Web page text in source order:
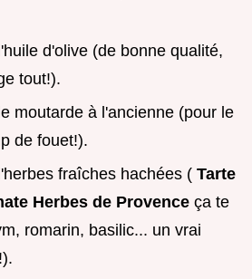
d'olive (de bonne qualité,
tout!).
moutarde à l'ancienne (pour le
de fouet!).
fraîches hachées ( Tarte
Herbes de Provence ça te
romarin, basilic... un vrai